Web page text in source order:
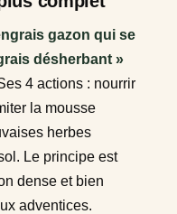
gazon qui se
désherbant »
4 actions : nourrir
la mousse
herbes
Le principe est
dense et bien
adventices.